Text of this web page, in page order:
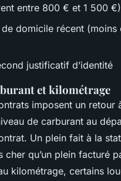
entre 800 € et 1 500 €)
domicile récent (moins
justificatif d’identité
et kilométrage
imposent un retour
de carburant au
Un plein fait à la
cher qu’un plein facturé
kilométrage, certains